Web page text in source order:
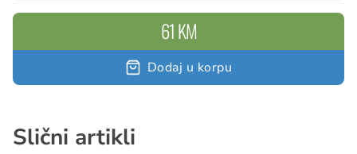
61 KM
Dodaj u korpu
Slični artikli